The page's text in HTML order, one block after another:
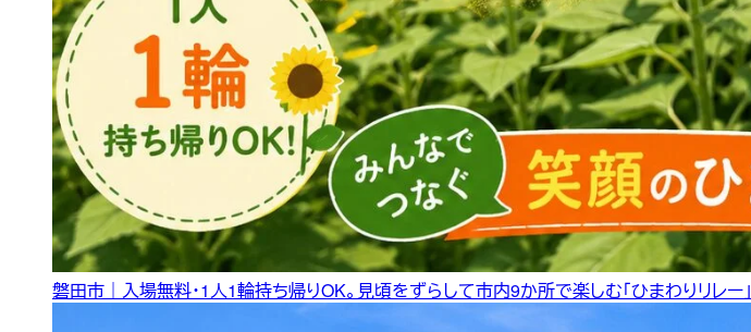
磐田市｜入場無料・1人1輪持ち帰りOK。見頃をずらして市内9か所で楽しむ「ひまわりリレー」